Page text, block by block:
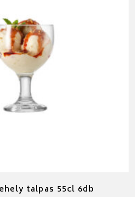
talpas 55cl 6db